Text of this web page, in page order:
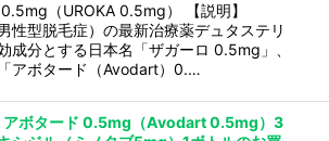
（UROKA 0.5mg） 【説明】
性型脱毛症）の最新治療薬デュタステリ
成分とする日本名「ザガーロ 0.5mg」、
アボタード（Avodart）0.…
アボタード 0.5mg（Avodart 0.5mg）3